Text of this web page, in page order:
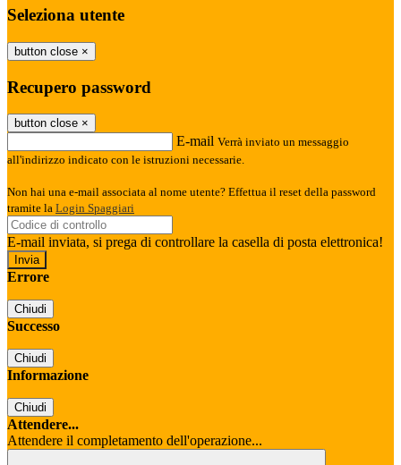
Seleziona utente
button close ×
Recupero password
button close ×
E-mail Verrà inviato un messaggio
all'indirizzo indicato con le istruzioni necessarie.
Non hai una e-mail associata al nome utente? Effettua il reset della password
tramite la Login Spaggiari
E-mail inviata, si prega di controllare la casella di posta elettronica!
Errore
Chiudi
Successo
Chiudi
Informazione
Chiudi
Attendere...
Attendere il completamento dell'operazione...